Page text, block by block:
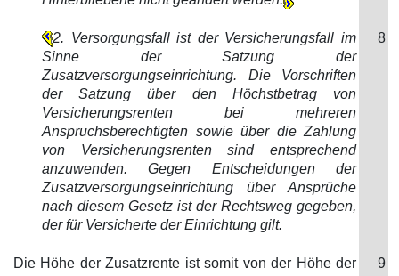
2. Versorgungsfall ist der Versicherungsfall im
Sinne der Satzung der
Zusatzversorgungseinrichtung. Die Vorschriften
der Satzung über den Höchstbetrag von
Versicherungsrenten bei mehreren
Anspruchsberechtigten sowie über die Zahlung
von Versicherungsrenten sind entsprechend
anzuwenden. Gegen Entscheidungen der
Zusatzversorgungseinrichtung über Ansprüche
nach diesem Gesetz ist der Rechtsweg gegeben,
der für Versicherte der Einrichtung gilt.
8
Die Höhe der Zusatzrente ist somit von der Höhe der
9